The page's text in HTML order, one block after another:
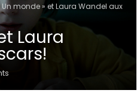
Un monde » et Laura Wandel aux
Laura